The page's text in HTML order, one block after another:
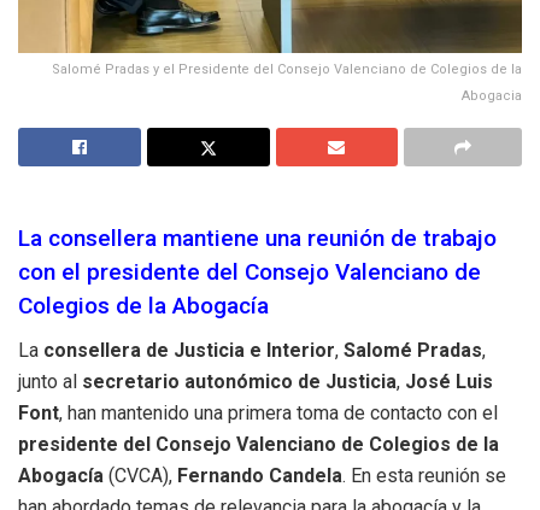
Salomé Pradas y el Presidente del Consejo Valenciano de Colegios de la
Abogacia
La consellera mantiene una reunión de trabajo
con el presidente del Consejo Valenciano de
Colegios de la Abogacía
La consellera de Justicia e Interior, Salomé Pradas,
junto al secretario autonómico de Justicia, José Luis
Font, han mantenido una primera toma de contacto con el
presidente del Consejo Valenciano de Colegios de la
Abogacía (CVCA), Fernando Candela. En esta reunión se